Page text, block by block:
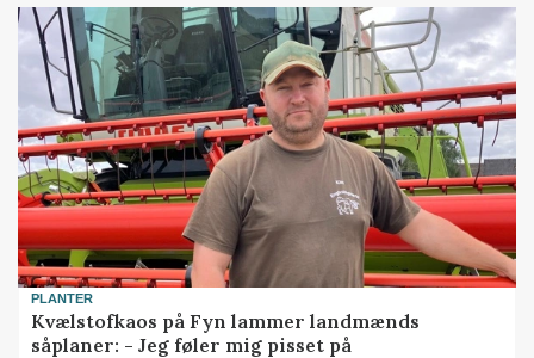
PLANTER
Kvælstofkaos på Fyn lammer landmænds
såplaner: - Jeg føler mig pisset på